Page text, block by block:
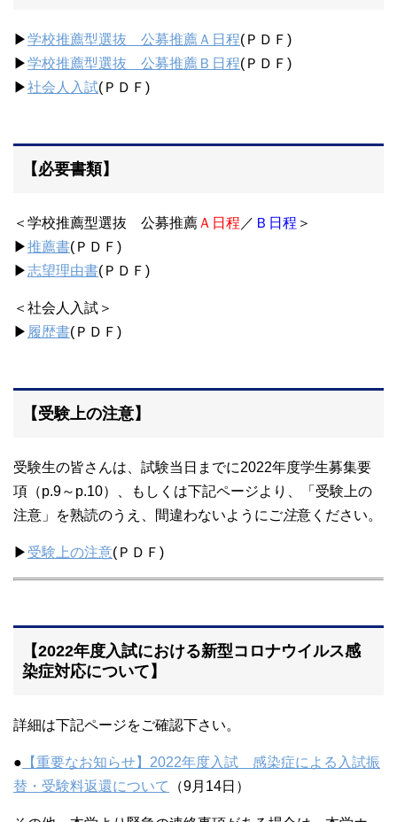
▶学校推薦型選抜 公募推薦Ａ日程(ＰＤＦ)
▶学校推薦型選抜 公募推薦Ｂ日程(ＰＤＦ)
▶社会人入試(ＰＤＦ)
【必要書類】
＜学校推薦型選抜 公募推薦 Ａ日程 ／ Ｂ日程 ＞
▶推薦書(ＰＤＦ)
▶志望理由書(ＰＤＦ)
＜社会人入試＞
▶ 履歴書(ＰＤＦ)
【受験上の注意】
受験生の皆さんは、試験当日までに2022年度学生募集要
項（p.9～p.10）、もしくは下記ページより、「受験上の
注意」を熟読のうえ、間違わないようにご注意ください。
▶ 受験上の注意(ＰＤＦ)
【2022年度入試における新型コロナウイルス感
染症対応について】
詳細は下記ページをご確認下さい。
● 【重要なお知らせ】2022年度入試 感染症による入試振
替・受験料返還について
（9月14日）